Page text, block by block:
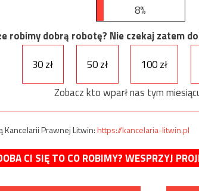
8%
robimy dobrą robotę? Nie czekaj zatem
30 zł
50 zł 100 zł
Zobacz kto wparł nas tym
Kancelarii Prawnej Litwin:https://kancelaria-litwin.pl
CI SIĘ TO CO ROBIMY? WESPRZYJ